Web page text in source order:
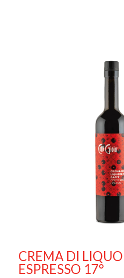
CREMA DI
ESPRESSO 17°